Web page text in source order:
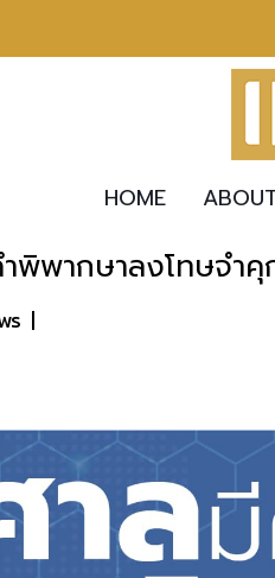
HOME
พิพากษาลงโทษจำ
|